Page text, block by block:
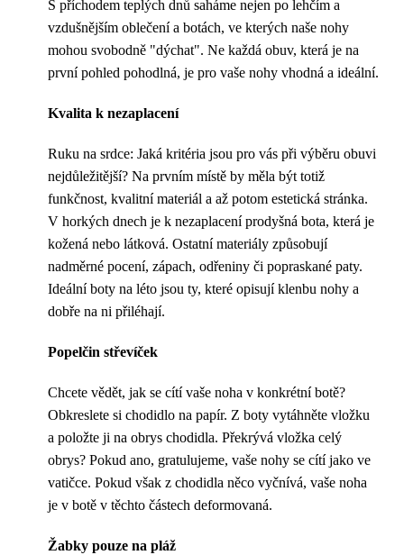
S příchodem teplých dnů saháme nejen po lehčím a
vzdušnějším oblečení a botách, ve kterých naše nohy
mohou svobodně "dýchat". Ne každá obuv, která je na
první pohled pohodlná, je pro vaše nohy vhodná a ideální.
Kvalita k nezaplacení
Ruku na srdce: Jaká kritéria jsou pro vás při výběru obuvi
nejdůležitější? Na prvním místě by měla být totiž
funkčnost, kvalitní materiál a až potom estetická stránka.
V horkých dnech je k nezaplacení prodyšná bota, která je
kožená nebo látková. Ostatní materiály způsobují
nadměrné pocení, zápach, odřeniny či popraskané paty.
Ideální boty na léto jsou ty, které opisují klenbu nohy a
dobře na ni přiléhají.
Popelčin střevíček
Chcete vědět, jak se cítí vaše noha v konkrétní botě?
Obkreslete si chodidlo na papír. Z boty vytáhněte vložku
a položte ji na obrys chodidla. Překrývá vložka celý
obrys? Pokud ano, gratulujeme, vaše nohy se cítí jako ve
vatičce. Pokud však z chodidla něco vyčnívá, vaše noha
je v botě v těchto částech deformovaná.
Žabky pouze na pláž